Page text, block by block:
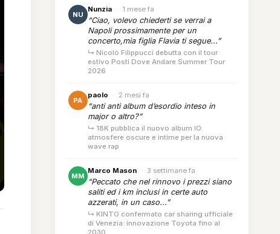
NU
Nunzia · 1 mese fa
“Ciao, volevo chiederti se verrai a
Napoli prossimamente per un
concerto,mia figlia Flavia ti segue...”
↳ Nicolò Filippucci debutta con il tour
estivo Posti Dove Andare Summer Tour
2026
PA
paolo · 2 mesi fa
“anti anti album d’esordio inteso in
major o altro?”
↳ 18K pubblica il nuovo album IO:
atmosfere oscure e intime per la nuova
wave rap
MM
Marco Mason · 3 settimane fa
“Peccato che nel rinnovo i prezzi siano
saliti ed i km inclusi in certe auto
azzerati, in un caso...”
↳ KINTO confermato car sharing ufficiale
di Venezia: innovazione Toyota fino al
2030